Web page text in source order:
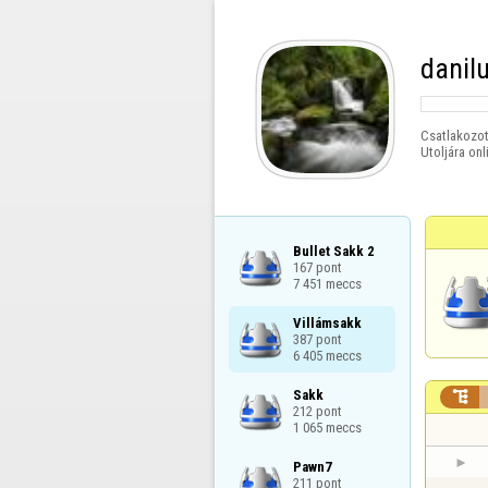
Utoljára
Bullet Sakk 2
167 pont
7 451 meccs
Villámsakk
387 pont
6 405 meccs
Sakk
212 pont
1 065 meccs
Pawn7
211 pont
